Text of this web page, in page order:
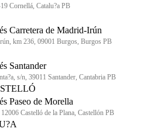
Cornellá, Catalu?a PB
Carretera de Madrid-Irún
km 236, 09001 Burgos, Burgos PB
Santander
s/n, 39011 Santander, Cantabria PB
Paseo de Morella
Castelló de la Plana, Castellón PB